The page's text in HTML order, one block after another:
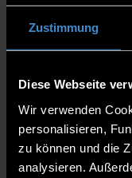
Zustimmung
Diese Webseite
Wir verwenden
personalisieren,
zu können und die
analysieren.
Mario
Faculty of
Support Staff
Lab Engineer